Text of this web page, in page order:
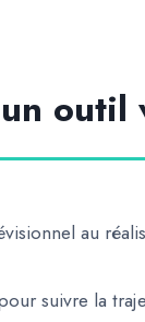
outil
au
suivre la